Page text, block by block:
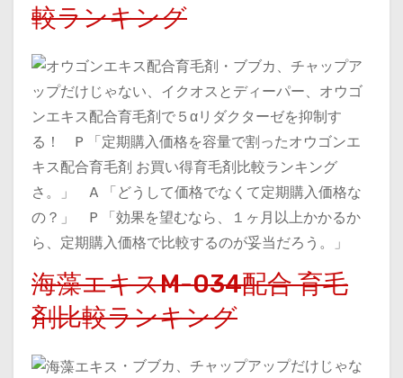
較ランキング
・ブブカ、チャップア
ップだけじゃない、イクオスとディーパー、オウゴ
ンエキス配合育毛剤で５αリダクターゼを抑制す
る！ P 「定期購入価格を容量で割ったオウゴンエ
キス配合育毛剤 お買い得育毛剤比較ランキング
さ。」 A 「どうして価格でなくて定期購入価格な
の？」 P 「効果を望むなら、１ヶ月以上かかるか
ら、定期購入価格で比較するのが妥当だろう。」
海藻エキスM-034配合 育毛
剤比較ランキング
・ブブカ、チャップアップだけじゃな